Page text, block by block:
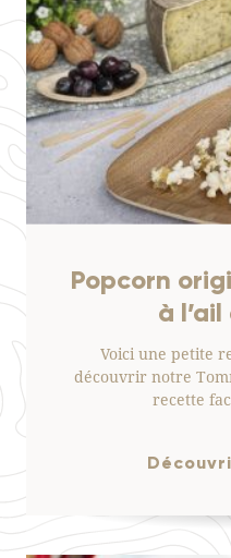
Popcorn
à
Voici une petite
découvrir notre
recette